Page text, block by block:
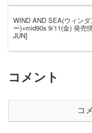
WIND AND SEA(ウィンダ
ー)×mid90s 9/11(金) 発売
JUN]
コメント
コ